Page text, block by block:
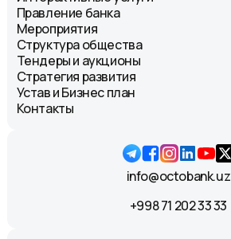
Правление банка
Мероприятия
Структура общества
Тендеры и аукционы
Стратегия развития
Устав и Бизнес план
Контакты
info@octobank.uz
+998 71 202 33 33